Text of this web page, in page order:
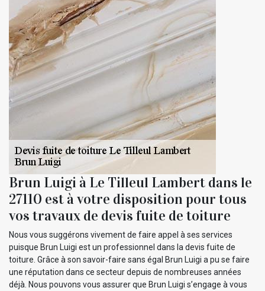
Brun Luigi à Le Tilleul Lambert dans le
27110 est à votre disposition pour tous
vos travaux de devis fuite de toiture
Nous vous suggérons vivement de faire appel à ses services
puisque Brun Luigi est un professionnel dans la devis fuite de
toiture. Grâce à son savoir-faire sans égal Brun Luigi a pu se faire
une réputation dans ce secteur depuis de nombreuses années
déjà. Nous pouvons vous assurer que Brun Luigi s’engage à vous